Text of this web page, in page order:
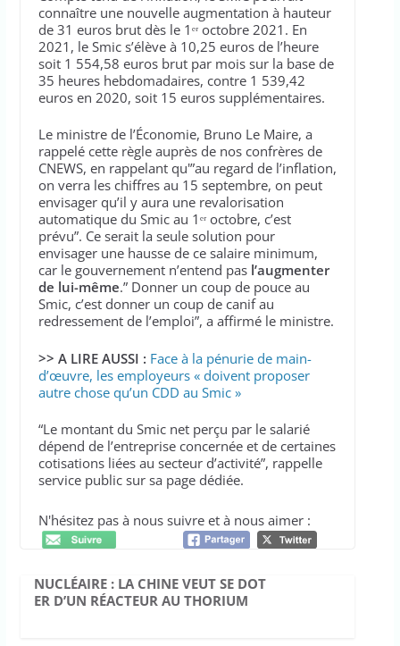
connaître une nouvelle augmentation à hauteur
de 31 euros brut dès le 1ᵉʳ octobre 2021. En
2021, le Smic s’élève à 10,25 euros de l’heure
soit 1 554,58 euros brut par mois sur la base de
35 heures hebdomadaires, contre 1 539,42
euros en 2020, soit 15 euros supplémentaires.
Le ministre de l’Économie, Bruno Le Maire, a
rappelé cette règle auprès de nos confrères de
CNEWS, en rappelant qu'”au regard de l’inflation,
on verra les chiffres au 15 septembre, on peut
envisager qu’il y aura une revalorisation
automatique du Smic au 1ᵉʳ octobre, c’est
prévu”. Ce serait la seule solution pour
envisager une hausse de ce salaire minimum,
car le gouvernement n’entend pasl’augmenter
de lui-même.” Donner un coup de pouce au
Smic, c’est donner un coup de canif au
redressement de l’emploi”, a affirmé le ministre.
>> A LIRE AUSSI : Face à la pénurie de main-
d’œuvre, les employeurs « doivent proposer
autre chose qu’un CDD au Smic »
“Le montant du Smic net perçu par le salarié
dépend de l’entreprise concernée et de certaines
cotisations liées au secteur d’activité”, rappelle
service public sur sa page dédiée.
N'hésitez pas à nous suivre et à nous aimer :
NUCLÉAIRE : LA CHINE VEUT SE DOT
ER D’UN RÉACTEUR AU THORIUM